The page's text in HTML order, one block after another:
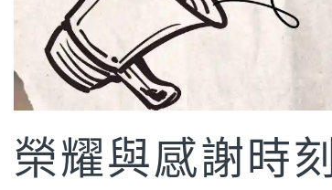
榮耀與感謝時刻